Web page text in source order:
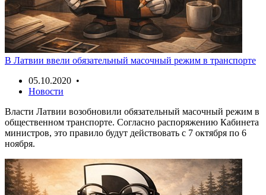
В Латвии ввели обязательный масочный режим в транспорте
05.10.2020 •
Новости
Власти Латвии возобновили обязательный масочный режим в
общественном транспорте. Согласно распоряжению Кабинета
министров, это правило будут действовать с 7 октября по 6
ноября.